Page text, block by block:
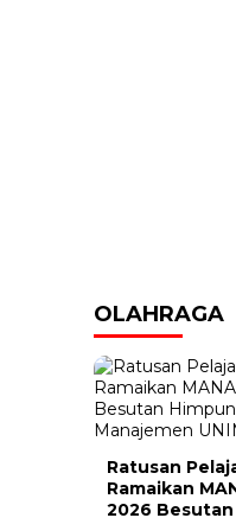
OLAHRAGA
Ratusan
Ramaikan
2026